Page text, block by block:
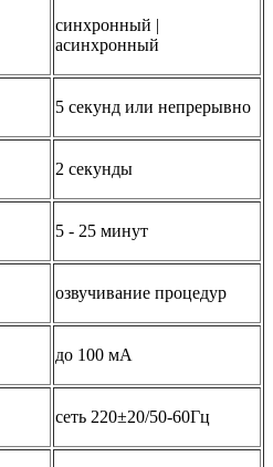
синхронный |
асинхронный
5 секунд или непрерывно
2 секунды
5 - 25 минут
озвучивание процедур
до 100 мА
сеть 220±20/50-60Гц